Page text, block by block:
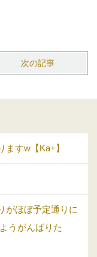
次の記事
すw【Ka+】
がほぼ予定通りに
うがんばりた